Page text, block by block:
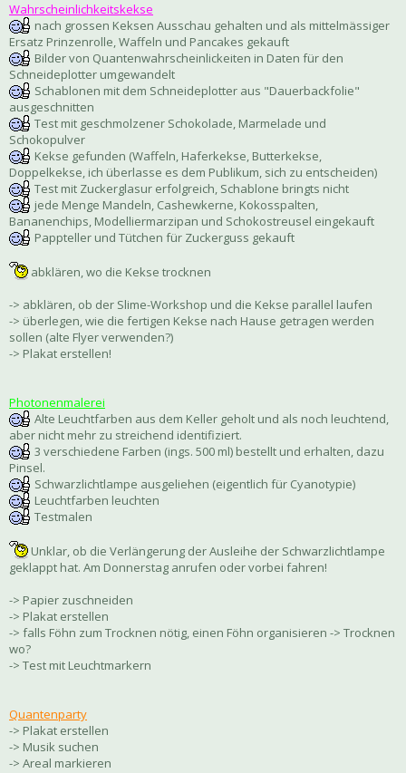
Wahrscheinlichkeitskekse
nach grossen Keksen Ausschau gehalten und als mittelmässiger
Ersatz Prinzenrolle, Waffeln und Pancakes gekauft
Bilder von Quantenwahrscheinlickeiten in Daten für den
Schneideplotter umgewandelt
Schablonen mit dem Schneideplotter aus "Dauerbackfolie"
ausgeschnitten
Test mit geschmolzener Schokolade, Marmelade und
Schokopulver
Kekse gefunden (Waffeln, Haferkekse, Butterkekse,
Doppelkekse, ich überlasse es dem Publikum, sich zu entscheiden)
Test mit Zuckerglasur erfolgreich, Schablone bringts nicht
jede Menge Mandeln, Cashewkerne, Kokosspalten,
Bananenchips, Modelliermarzipan und Schokostreusel eingekauft
Pappteller und Tütchen für Zuckerguss gekauft
abklären, wo die Kekse trocknen
-> abklären, ob der Slime-Workshop und die Kekse parallel laufen
-> überlegen, wie die fertigen Kekse nach Hause getragen werden
sollen (alte Flyer verwenden?)
-> Plakat erstellen!
Photonenmalerei
Alte Leuchtfarben aus dem Keller geholt und als noch leuchtend,
aber nicht mehr zu streichend identifiziert.
3 verschiedene Farben (ings. 500 ml) bestellt und erhalten, dazu
Pinsel.
Schwarzlichtlampe ausgeliehen (eigentlich für Cyanotypie)
Leuchtfarben leuchten
Testmalen
Unklar, ob die Verlängerung der Ausleihe der Schwarzlichtlampe
geklappt hat. Am Donnerstag anrufen oder vorbei fahren!
-> Papier zuschneiden
-> Plakat erstellen
-> falls Föhn zum Trocknen nötig, einen Föhn organisieren -> Trocknen
wo?
-> Test mit Leuchtmarkern
Quantenparty
-> Plakat erstellen
-> Musik suchen
-> Areal markieren